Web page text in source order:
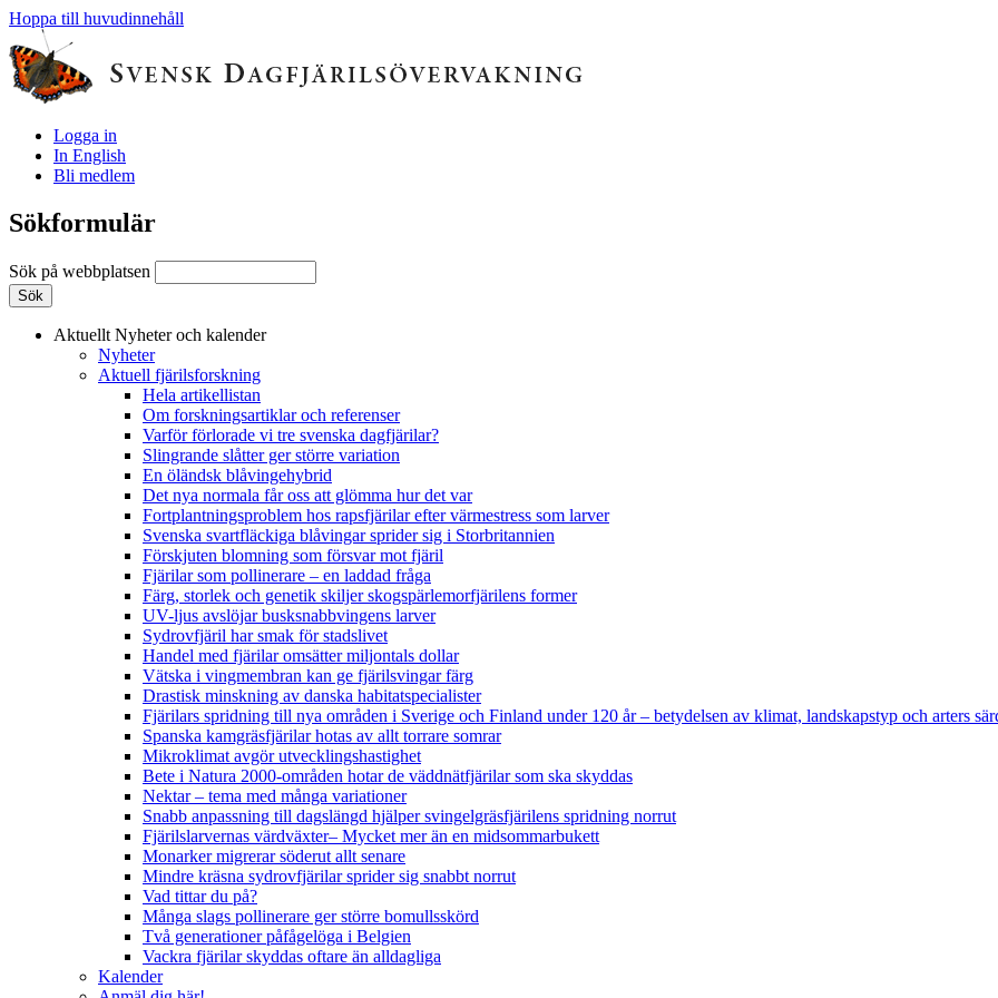
Hoppa till huvudinnehåll
Logga in
In English
Bli medlem
Sökformulär
Sök på webbplatsen
Aktuellt Nyheter och kalender
Nyheter
Aktuell fjärilsforskning
Hela artikellistan
Om forskningsartiklar och referenser
Varför förlorade vi tre svenska dagfjärilar?
Slingrande slåtter ger större variation
En öländsk blåvingehybrid
Det nya normala får oss att glömma hur det var
Fortplantningsproblem hos rapsfjärilar efter värmestress som larver
Svenska svartfläckiga blåvingar sprider sig i Storbritannien
Förskjuten blomning som försvar mot fjäril
Fjärilar som pollinerare – en laddad fråga
Färg, storlek och genetik skiljer skogspärlemorfjärilens former
UV-ljus avslöjar busksnabbvingens larver
Sydrovfjäril har smak för stadslivet
Handel med fjärilar omsätter miljontals dollar
Vätska i vingmembran kan ge fjärilsvingar färg
Drastisk minskning av danska habitatspecialister
Fjärilars spridning till nya områden i Sverige och Finland under 120 år– betydelsen av klimat, landskapstyp och arters
Spanska kamgräsfjärilar hotas av allt torrare somrar
Mikroklimat avgör utvecklingshastighet
Bete i Natura 2000-områden hotar de väddnätfjärilar som ska skyddas
Nektar – tema med många variationer
Snabb anpassning till dagslängd hjälper svingelgräsfjärilens spridning norrut
Fjärilslarvernas värdväxter– Mycket mer än en midsommarbukett
Monarker migrerar söderut allt senare
Mindre kräsna sydrovfjärilar sprider sig snabbt norrut
Vad tittar du på?
Många slags pollinerare ger större bomullsskörd
Två generationer påfågelöga i Belgien
Vackra fjärilar skyddas oftare än alldagliga
Kalender